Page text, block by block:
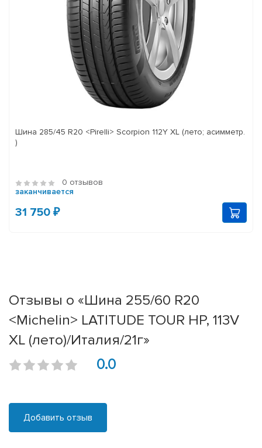
Шина 285/45 R20 <Pirelli> Scorpion 112Y XL (лето; асимметр.
)
0 отзывов
заканчивается
31 750 ₽
Отзывы о «Шина 255/60 R20
<Michelin> LATITUDE TOUR HP, 113V
XL (лето)/Италия/21г»
0.0
Добавить отзыв